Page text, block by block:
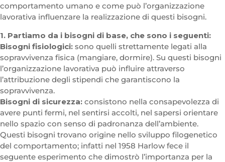
comportamento umano e come può l’organizzazione
lavorativa influenzare la realizzazione di questi bisogni.
1. Partiamo da i bisogni di base, che sono i seguenti:
Bisogni fisiologici: sono quelli strettamente legati alla
sopravvivenza fisica (mangiare, dormire). Su questi bisogni
l’organizzazione lavorativa può influire attraverso
l’attribuzione degli stipendi che garantiscono la
sopravvivenza.
Bisogni di sicurezza: consistono nella consapevolezza di
avere punti fermi, nel sentirsi accolti, nel sapersi orientare
nello spazio con senso di padronanza dell’ambiente.
Questi bisogni trovano origine nello sviluppo filogenetico
del comportamento; infatti nel 1958 Harlow fece il
seguente esperimento che dimostrò l’importanza per la